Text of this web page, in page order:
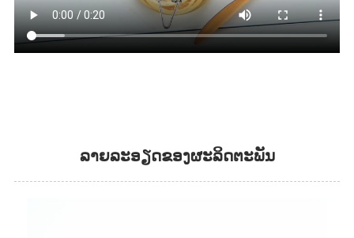
ລາຍລະອຽດຂອງຜະລິດຕະພັນ